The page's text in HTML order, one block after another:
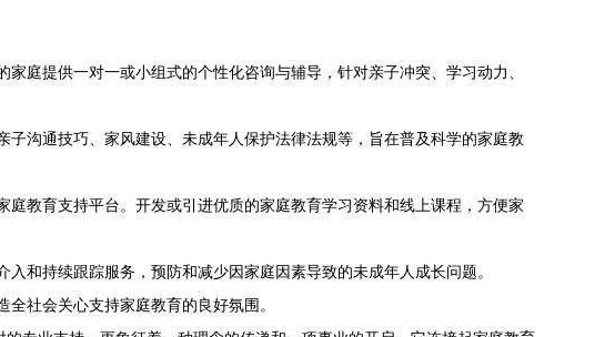
庭提供一对一或小组式的个性化咨询与辅导，针对亲子冲突、学习动力、
沟通技巧、家风建设、未成年人保护法律法规等，旨在普及科学的家庭教
教育支持平台。开发或引进优质的家庭教育学习资料和线上课程，方便家
和持续跟踪服务，预防和减少因家庭因素导致的未成年人成长问题。
社会关心支持家庭教育的良好氛围。